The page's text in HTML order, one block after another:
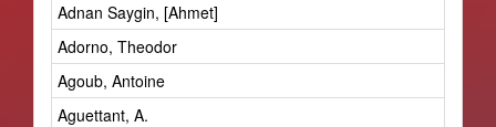
Adnan Saygin, [Ahmet]
Adorno, Theodor
Agoub, Antoine
Aguettant, A.